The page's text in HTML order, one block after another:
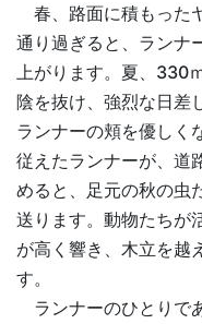
春、路面に積もった
通り過ぎると、ランナ
上がります。夏、330
陰を抜け、強烈な日差
ランナーの頬を優しく
従えたランナーが、道
めると、足元の秋の虫
送ります。動物たちが
が高く響き、木立を越
す。
ランナーのひとりで